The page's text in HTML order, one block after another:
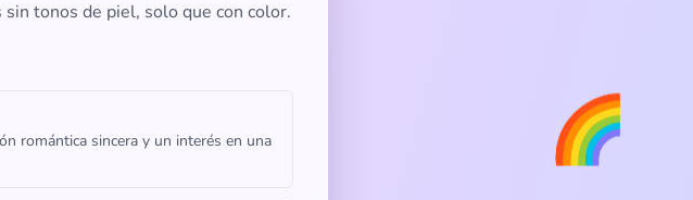
🌈
tonos de piel, solo que con color.
romántica sincera y un interés en una